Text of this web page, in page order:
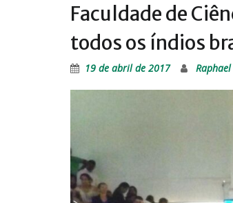
Faculdade de
todos os índios
19 de abril de 2017